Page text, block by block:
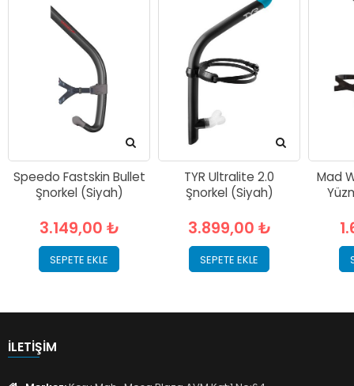
Speedo Fastskin Bullet
Şnorkel (Siyah)
3.149,00 ₺
SEPETE EKLE
TYR Ultralite 2.0
Şnorkel (Siyah)
3.899,00 ₺
SEPETE EKLE
Mad
İLETIŞIM